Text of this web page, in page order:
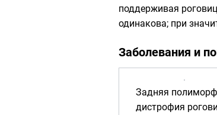
поддерживая
одинакова; при
Заболевания и
Задняя
дистрофия